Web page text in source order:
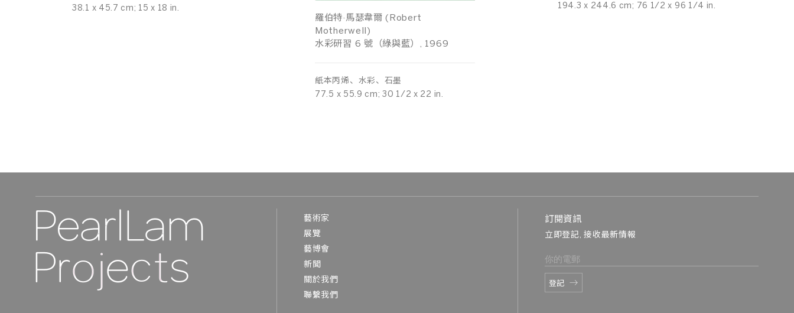
38.1 x 45.7 cm; 15 x 18 in.
羅伯特·馬瑟韋爾 (Robert
Motherwell)
水彩研習 6 號（綠與藍）, 1969
紙本丙烯、水彩、石墨
77.5 x 55.9 cm; 30 1/2 x 22 in.
194.3 x 244.6 cm; 76 1/2 x 96 1/4 in.
藝術家
展覽
藝博會
新聞
關於我們
聯繫我們
訂閱資訊
立即登記, 接收最新情報